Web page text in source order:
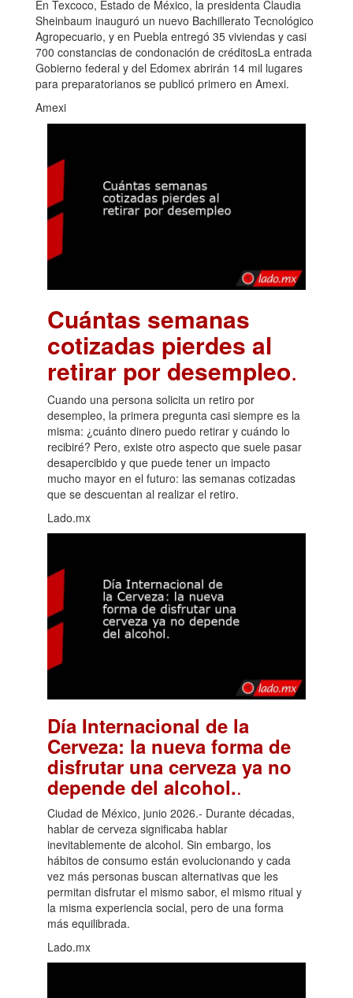
En Texcoco, Estado de México, la presidenta Claudia
Sheinbaum inauguró un nuevo Bachillerato Tecnológico
Agropecuario, y en Puebla entregó 35 viviendas y casi
700 constancias de condonación de créditosLa entrada
Gobierno federal y del Edomex abrirán 14 mil lugares
para preparatorianos se publicó primero en Amexi.
Amexi
Cuántas semanas
cotizadas pierdes al
retirar por desempleo.
Cuando una persona solicita un retiro por
desempleo, la primera pregunta casi siempre es la
misma: ¿cuánto dinero puedo retirar y cuándo lo
recibiré? Pero, existe otro aspecto que suele pasar
desapercibido y que puede tener un impacto
mucho mayor en el futuro: las semanas cotizadas
que se descuentan al realizar el retiro.
Lado.mx
Día Internacional de la
Cerveza: la nueva forma de
disfrutar una cerveza ya no
depende del alcohol..
Ciudad de México, junio 2026.- Durante décadas,
hablar de cerveza significaba hablar
inevitablemente de alcohol. Sin embargo, los
hábitos de consumo están evolucionando y cada
vez más personas buscan alternativas que les
permitan disfrutar el mismo sabor, el mismo ritual y
la misma experiencia social, pero de una forma
más equilibrada.
Lado.mx